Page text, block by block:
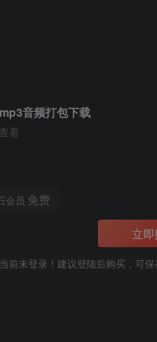
音频打包下载
看
会员 免费
立
前未登录！建议登陆后购买，可